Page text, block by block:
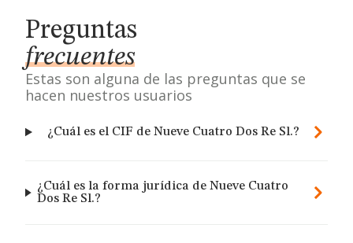
Preguntas
frecuentes
Estas son alguna de las preguntas que se
hacen nuestros usuarios
¿Cuál es el CIF de Nueve Cuatro Dos Re Sl.?
¿Cuál es la forma jurídica de Nueve Cuatro
Dos Re Sl.?